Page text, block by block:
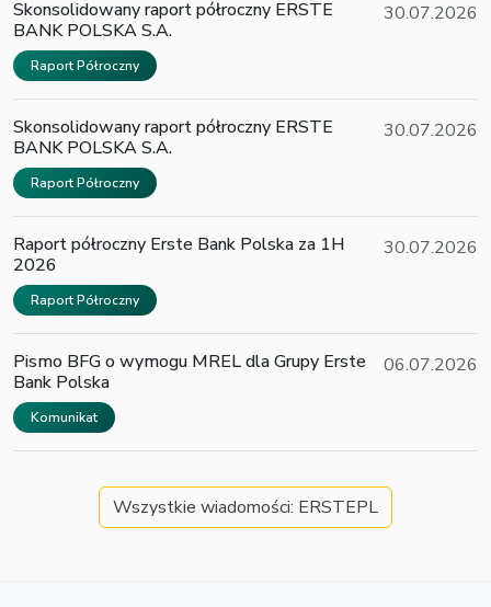
Skonsolidowany raport półroczny ERSTE
BANK POLSKA S.A.
Raport Półroczny
30.07.2026
Skonsolidowany raport półroczny ERSTE
BANK POLSKA S.A.
Raport Półroczny
30.07.2026
Raport półroczny Erste Bank Polska za 1H
2026
Raport Półroczny
30.07.2026
Pismo BFG o wymogu MREL dla Grupy Erste
Bank Polska
Komunikat
06.07.2026
Wszystkie wiadomości: ERSTEPL